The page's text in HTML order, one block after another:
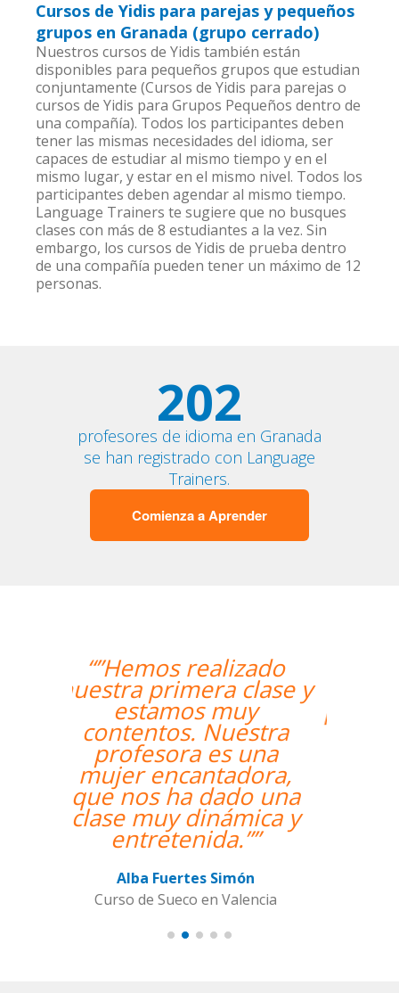
Cursos de Yidis para parejas y pequeños
grupos en Granada (grupo cerrado)
Nuestros cursos de Yidis también están
disponibles para pequeños grupos que estudian
conjuntamente (Cursos de Yidis para parejas o
cursos de Yidis para Grupos Pequeños dentro de
una compañía). Todos los participantes deben
tener las mismas necesidades del idioma, ser
capaces de estudiar al mismo tiempo y en el
mismo lugar, y estar en el mismo nivel. Todos los
participantes deben agendar al mismo tiempo.
Language Trainers te sugiere que no busques
clases con más de 8 estudiantes a la vez. Sin
embargo, los cursos de Yidis de prueba dentro
de una compañía pueden tener un máximo de 12
personas.
202
profesores de idioma en Granada
se han registrado con Language
Trainers.
Comienza a Aprender
“”Me han encontrado
un profesor nativo y
pude disfrutar de mis
clases de Swahili.””
Alexandra Keller
Curso de Swahili en Madrid